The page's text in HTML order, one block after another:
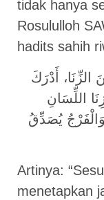
tidak hanya
Rosululloh
hadits sahih
أَدْرَكَ
اللِّسَانِ
يُصَدِّقُ
Artinya:
menetapkan